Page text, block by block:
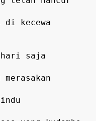
di kecewa